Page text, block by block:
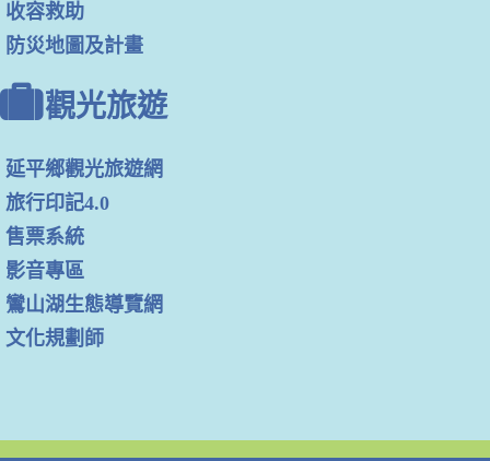
收容救助
防災地圖及計畫
觀光旅遊
延平鄉觀光旅遊網
旅行印記4.0
售票系統
影音專區
鸞山湖生態導覽網
文化規劃師